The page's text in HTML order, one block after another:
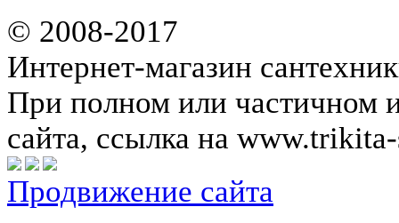
© 2008-2017
Интернет-магазин
При полном или частичном
сайта, ссылка на
Продвижение сайта